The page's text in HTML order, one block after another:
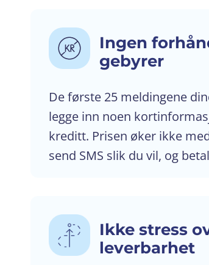
Ingen
gebyrer
De første 25 meldingene
legge inn noen
kreditt. Prisen øker ikke
send SMS slik du vil, og
Ikke stress
leverbarhet